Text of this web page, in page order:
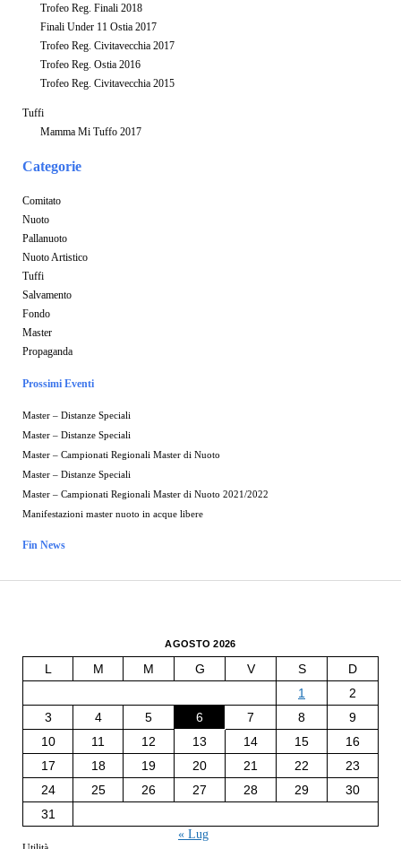
Trofeo Reg. Finali 2018
Finali Under 11 Ostia 2017
Trofeo Reg. Civitavecchia 2017
Trofeo Reg. Ostia 2016
Trofeo Reg. Civitavecchia 2015
Tuffi
Mamma Mi Tuffo 2017
Categorie
Comitato
Nuoto
Pallanuoto
Nuoto Artistico
Tuffi
Salvamento
Fondo
Master
Propaganda
Prossimi Eventi
Master – Distanze Speciali
Master – Distanze Speciali
Master – Campionati Regionali Master di Nuoto
Master – Distanze Speciali
Master – Campionati Regionali Master di Nuoto 2021/2022
Manifestazioni master nuoto in acque libere
Fin News
AGOSTO 2026
L M M G V S
D
1
2
3
4 5 6 7 8
9
10
11 12 13 14 15
16
17
18 19 20 21 22
23
24
25 26 27 28 29
30
31
« Lug